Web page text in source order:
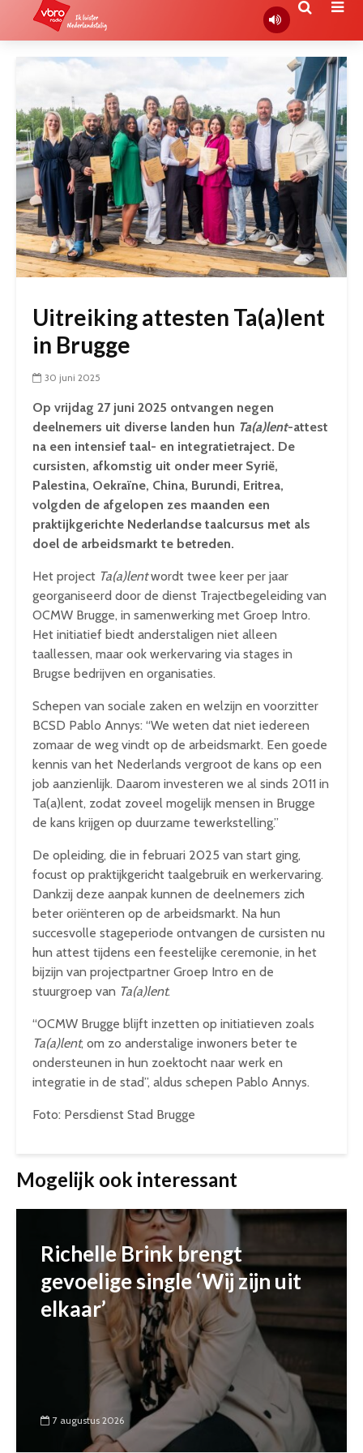
Uitreiking attesten Ta(a)lent
in Brugge
30 juni 2025
Op vrijdag 27 juni 2025 ontvangen negen
deelnemers uit diverse landen hun Ta(a)lent-attest
na een intensief taal- en integratietraject. De
cursisten, afkomstig uit onder meer Syrië,
Palestina, Oekraïne, China, Burundi, Eritrea,
volgden de afgelopen zes maanden een
praktijkgerichte Nederlandse taalcursus met als
doel de arbeidsmarkt te betreden.
Het project Ta(a)lentwordt twee keer per jaar
georganiseerd door de dienst Trajectbegeleiding van
OCMW Brugge, in samenwerking met Groep Intro.
Het initiatief biedt anderstaligen niet alleen
taallessen, maar ook werkervaring via stages in
Brugse bedrijven en organisaties.
Schepen van sociale zaken en welzijn en voorzitter
BCSD Pablo Annys: “We weten dat niet iedereen
zomaar de weg vindt op de arbeidsmarkt. Een goede
kennis van het Nederlands vergroot de kans op een
job aanzienlijk. Daarom investeren we al sinds 2011 in
Ta(a)lent, zodat zoveel mogelijk mensen in Brugge
de kans krijgen op duurzame tewerkstelling.”
De opleiding, die in februari 2025 van start ging,
focust op praktijkgericht taalgebruik en werkervaring.
Dankzij deze aanpak kunnen de deelnemers zich
beter oriënteren op de arbeidsmarkt. Na hun
succesvolle stageperiode ontvangen de cursisten nu
hun attest tijdens een feestelijke ceremonie, in het
bijzijn van projectpartner Groep Intro en de
stuurgroep van Ta(a)lent.
“OCMW Brugge blijft inzetten op initiatieven zoals
Ta(a)lent, om zo anderstalige inwoners beter te
ondersteunen in hun zoektocht naar werk en
integratie in de stad”, aldus schepen Pablo Annys.
Foto: Persdienst Stad Brugge
Mogelijk ook interessant
Richelle Brink brengt
gevoelige single ‘Wij zijn uit
elkaar’
7 augustus 2026